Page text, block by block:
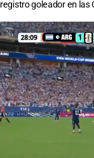
registro goleador en las